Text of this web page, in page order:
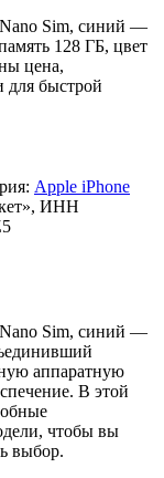
Sim, синий —
128 ГБ, цвет
цена,
для быстрой
Apple iPhone
ИНН
Sim, синий —
аппаратную
В этой
чтобы вы
выбор.